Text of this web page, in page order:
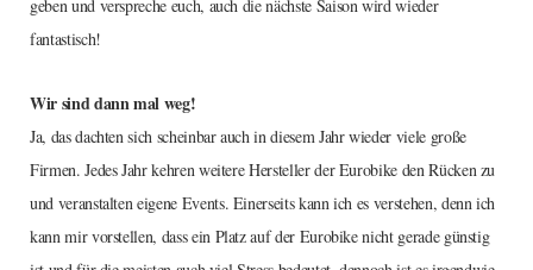
geben und verspreche euch, auch die nächste Saison wird wieder
fantastisch!
Wir sind dann mal weg!
Ja, das dachten sich scheinbar auch in diesem Jahr wieder viele große
Firmen. Jedes Jahr kehren weitere Hersteller der Eurobike den Rücken zu
und veranstalten eigene Events. Einerseits kann ich es verstehen, denn ich
kann mir vorstellen, dass ein Platz auf der Eurobike nicht gerade günstig